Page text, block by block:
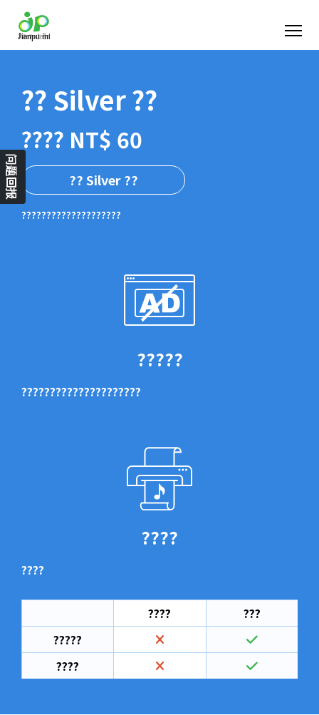
?? Silver ??
???? NT$ 60
?? Silver ??
????????????????????
?????
?????????????????????
????
????
????
???
?????
????
问题回报